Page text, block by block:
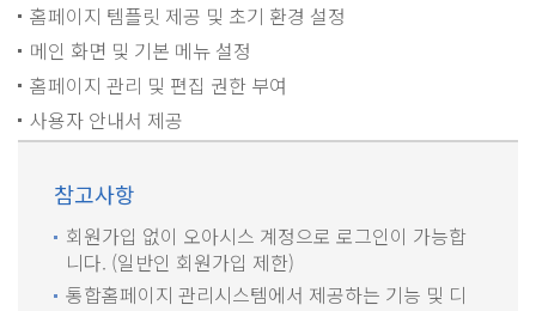
홈페이지 템플릿 제공 및 초기 환경 설정
메인 화면 및 기본 메뉴 설정
홈페이지 관리 및 편집 권한 부여
사용자 안내서 제공
참고사항
회원가입 없이 오아시스 계정으로 로그인이 가능합
니다. (일반인 회원가입 제한)
통합홈페이지 관리시스템에서 제공하는 기능 및 디